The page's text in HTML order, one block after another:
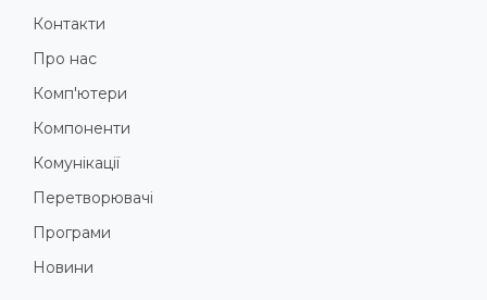
Контакти
Про нас
Комп'ютери
Компоненти
Комунікації
Перетворювачі
Програми
Новини